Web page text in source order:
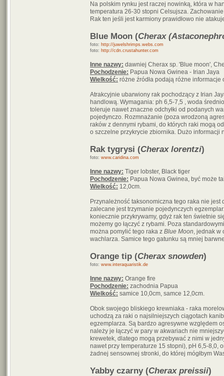
Na polskim rynku jest raczej nowinką, która w
temperatura 26-30 stopni Celsujsza.
Rak ten jeśli jest karmiony prawidłowo nie
Blue Moon (Cherax
foto: http://juwelshrimps.webs.com
foto: http://cdn.crustahunter.com
Inne nazwy: dawniej Cherax sp. 'Blue moon',
Pochodzenie: Papua Nowa Gwinea - Irian Jaya
Wielkość: różne źródła podają różne informacje
Atrakcyjnie ubarwiony rak pochodzący z Irian
handlową. Wymagania: ph 6,5-7,5 , woda
toleruje nawet znaczne odchyłki od podanych
pojedynczo. Rozmnażanie (poza wrodzoną
raków z dennymi rybami, do których raki mogą
o szczelne przykrycie zbiornika. Dużo informacji
Rak tygrysi (Cherax lorentzi)
foto: www.caridina.com
Inne nazwy: Tiger lobster, Black tiger
Pochodzenie: Papua Nowa Gwinea, być może
Wielkość: 12,0cm.
Przynależność taksonomiczna tego raka nie
zalecane jest trzymanie pojedynczych
koniecznie przykrywamy, gdyż rak ten świetnie
możemy go łączyć z rybami. Poza
można pomylić tego raka z Blue Moon, jednak w
wachlarza. Samice tego gatunku są mniej
Orange tip (Cherax snowden)
foto: www.interaquaristik.de
Inne nazwy: Orange fire
Pochodzenie: zachodnia Papua
Wielkość: samice 10,0cm, samce 12,0cm.
Obok swojego bliskiego krewniaka - raka
uchodzą za raki o najsilniejszych ciągotach
egzemplarza. Są bardzo agresywne względem
należy je łączyć w pary w akwariach nie
krewetek, dlatego mogą przebywać z nimi w
nawet przy temperaturze 15 stopni), pH 6,5-8,0,
żadnej sensownej stronki, do której mógłbym
Yabby czarny (Cherax preissii)